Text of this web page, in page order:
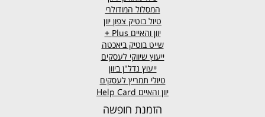
המסלול המודולרי
טיול בוטיק צפון יוון
יוון והאיים Plus +
שייט בוטיק ביאכטה
ייעוץ שיווקי לעסקים
ייעוץ נדל"ן ביוון
טיולי תמריץ לעסקים
יוון והאיים Help Card
הזמנת חופשה